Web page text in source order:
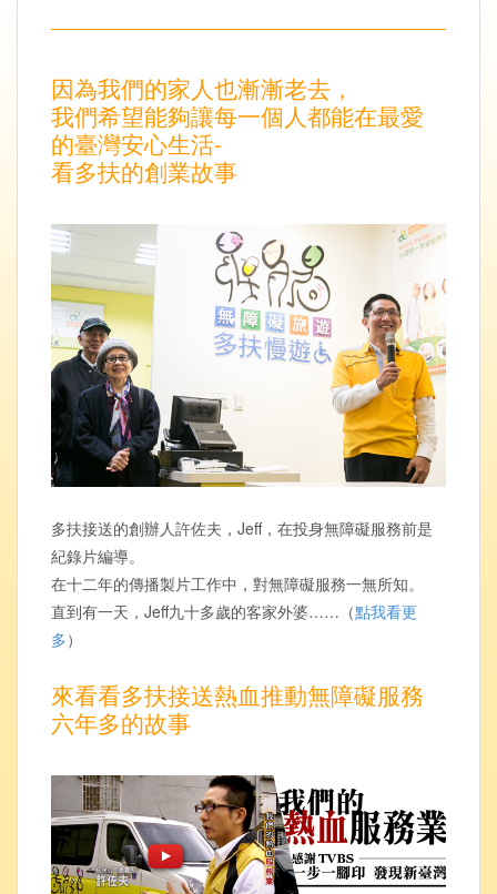
因為我們的家人也漸漸老去，
我們希望能夠讓每一個人都能在最愛
的臺灣安心生活-
看多扶的創業故事
多扶接送的創辦人許佐夫，Jeff，在投身無障礙服務前是
紀錄片編導。
在十二年的傳播製片工作中，對無障礙服務一無所知。
直到有一天，Jeff九十多歲的客家外婆……（點我看更
多）
來看看多扶接送熱血推動無障礙服務
六年多的故事